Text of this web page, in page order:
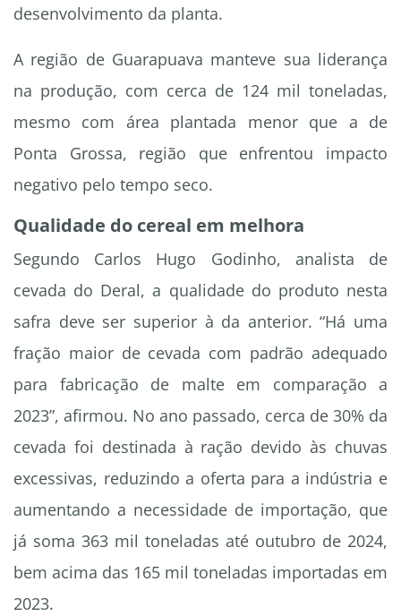
desenvolvimento da planta.
A região de Guarapuava manteve sua liderança
na produção, com cerca de 124 mil toneladas,
mesmo com área plantada menor que a de
Ponta Grossa, região que enfrentou impacto
negativo pelo tempo seco.
Qualidade do cereal em melhora
Segundo Carlos Hugo Godinho, analista de
cevada do Deral, a qualidade do produto nesta
safra deve ser superior à da anterior. “Há uma
fração maior de cevada com padrão adequado
para fabricação de malte em comparação a
2023”, afirmou. No ano passado, cerca de 30% da
cevada foi destinada à ração devido às chuvas
excessivas, reduzindo a oferta para a indústria e
aumentando a necessidade de importação, que
já soma 363 mil toneladas até outubro de 2024,
bem acima das 165 mil toneladas importadas em
2023.